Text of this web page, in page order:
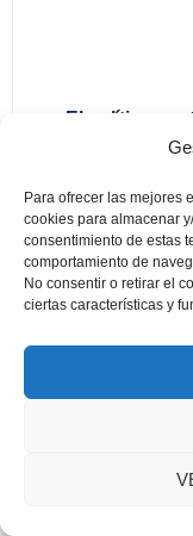
Para ofrecer las mejores
cookies para almacenar
consentimiento de estas
comportamiento de
No consentir o retirar el
ciertas características y
El político